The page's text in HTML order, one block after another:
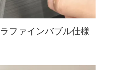
ファインバブル仕様